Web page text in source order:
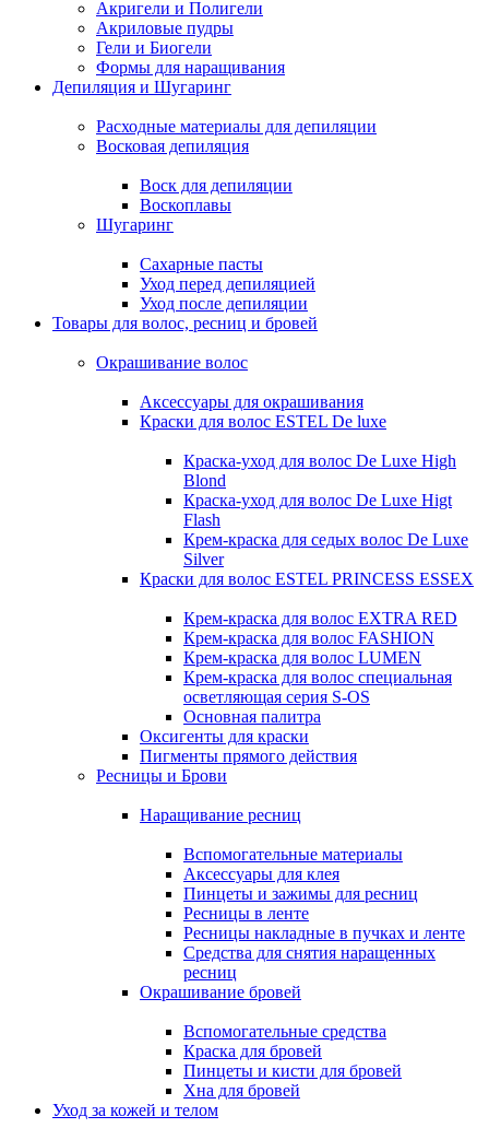
Акригели и Полигели
Акриловые пудры
Гели и Биогели
Формы для наращивания
Депиляция и Шугаринг
Расходные материалы для депиляции
Восковая депиляция
Воск для депиляции
Воскоплавы
Шугаринг
Сахарные пасты
Уход перед депиляцией
Уход после депиляции
Товары для волос, ресниц и бровей
Окрашивание волос
Аксессуары для окрашивания
Краски для волос ESTEL De luxe
Краска-уход для волос De Luxe High
Blond
Краска-уход для волос De Luxe Higt
Flash
Крем-краска для седых волос De Luxe
Silver
Краски для волос ESTEL PRINCESS ESSEX
Крем-краска для волос EXTRA RED
Крем-краска для волос FASHION
Крем-краска для волос LUMEN
Крем-краска для волос специальная
осветляющая серия S-OS
Основная палитра
Оксигенты для краски
Пигменты прямого действия
Ресницы и Брови
Наращивание ресниц
Вспомогательные материалы
Аксессуары для клея
Пинцеты и зажимы для ресниц
Ресницы в ленте
Ресницы накладные в пучках и ленте
Средства для снятия наращенных
ресниц
Окрашивание бровей
Вспомогательные средства
Краска для бровей
Пинцеты и кисти для бровей
Хна для бровей
Уход за кожей и телом